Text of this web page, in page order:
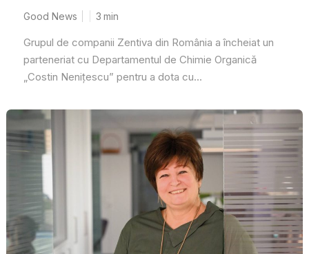
Good News 3 min
Grupul de companii Zentiva din România a încheiat un
parteneriat cu Departamentul de Chimie Organică
„Costin Nenițescu” pentru a dota cu...